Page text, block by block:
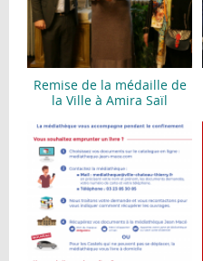
Remise de la médaille de
la Ville à Amira Saïl